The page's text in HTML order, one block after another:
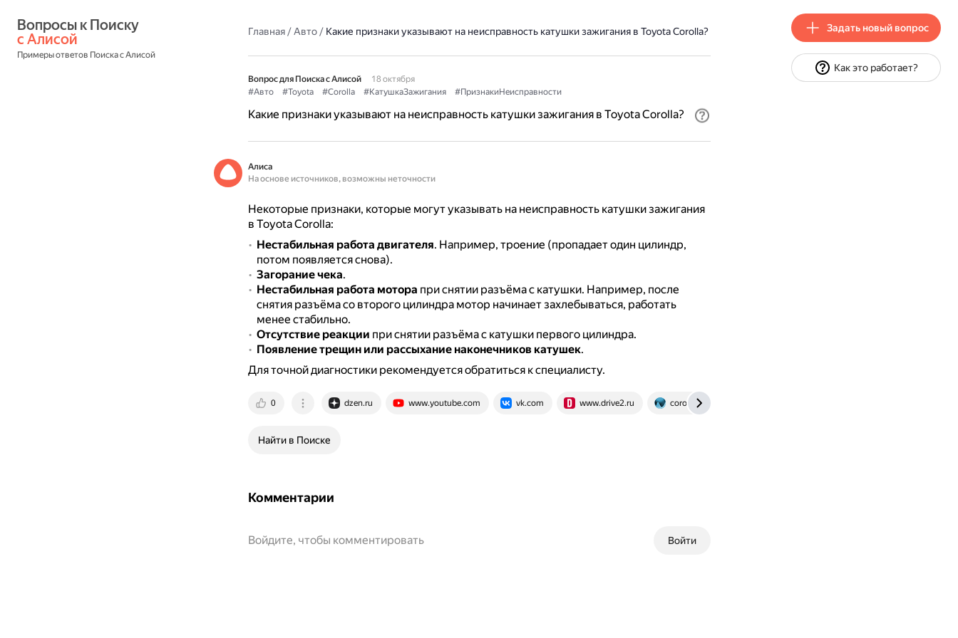
с Алисой
Примеры ответов Поиска с Алисой
Главная/Авто/ Какие признаки указывают на неисправность катушки зажигания в Toyota Corolla?
Вопрос для Поиска с Алисой
18 октября
#Авто
#Toyota #Corolla #КатушкаЗажигания #ПризнакиНеисправности
Какие признаки указывают на неисправность катушки зажигания в Toyota Corolla?
Алиса
На основе источников, возможны неточности
Некоторые признаки, которые могут указывать на неисправность катушки зажигания
в Toyota Corolla:
Нестабильная работа двигателя. Например, троение (пропадает один цилиндр,
потом появляется снова).
Загорание чека.
Нестабильная работа мотора при снятии разъёма с катушки. Например, после
снятия разъёма со второго цилиндра мотор начинает захлебываться, работать
менее стабильно.
Отсутствие реакции при снятии разъёма с катушки первого цилиндра.
Появление трещин или рассыхание наконечников катушек.
Для точной диагностики рекомендуется обратиться к специалисту.
0 dzen.ru www.youtube.com vk.com www.drive2.ru corolla-club.ru
Найти в Поиске
Комментарии
Войти
Войдите, чтобы комментировать
Задать новый вопрос
Как это работает?